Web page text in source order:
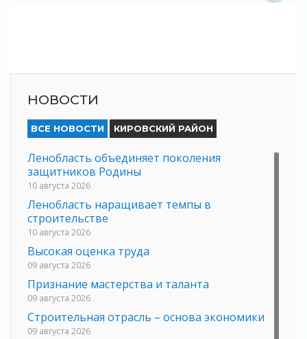
НОВОСТИ
ВСЕ НОВОСТИ КИРОВСКИЙ РАЙОН
Ленобласть объединяет поколения
защитников Родины
10 августа 2026
Ленобласть наращивает темпы в
строительстве
10 августа 2026
Высокая оценка труда
09 августа 2026
Признание мастерства и таланта
09 августа 2026
Строительная отрасль – основа экономики
09 августа 2026